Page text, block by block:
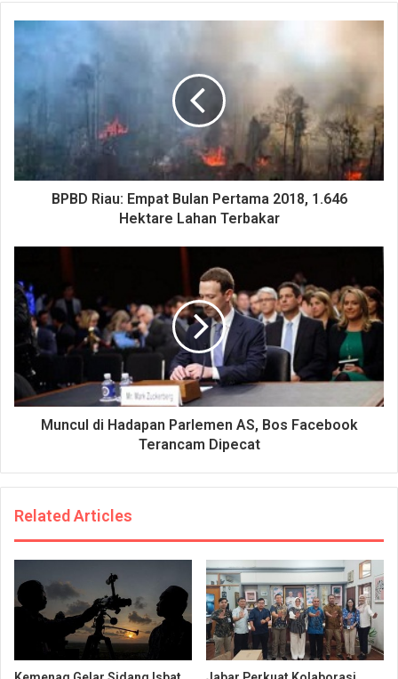
BPBD Riau: Empat Bulan Pertama 2018, 1.646
Hektare Lahan Terbakar
Muncul di Hadapan Parlemen AS, Bos Facebook
Terancam Dipecat
Related Articles